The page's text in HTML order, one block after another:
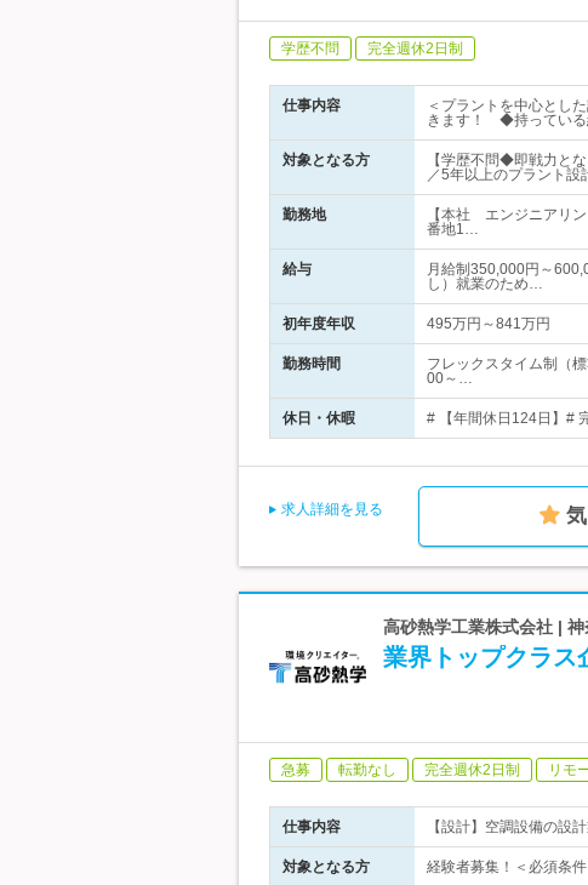
学歴不問 完全週休2日制
仕事内容
＜プラントを中心とし
きます！ ◆持っている
対象となる方
【学歴不問◆即戦力と
／5年以上のプラント設
勤務地
【本社 エンジニアリ
番地1…
給与
月給制350,000円～
し）就業のため…
初年度年収 495万円～841万円
勤務時間
フレックスタイム制（
00～…
休日・休暇 # 【年間休日124日】#
求人詳細を見る
高砂熱学工業株式会社 |
業界トップクラス
急募 転勤なし 完全週休2日制 リモ
仕事内容 【設計】空調設備の設
対象となる方 経験者募集！＜必須条